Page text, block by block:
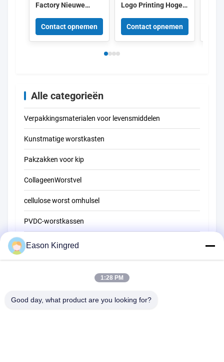
Factory Nieuwe
behuizing Plastic
Food Grade OEM
Contact opnemen
Logo Printing Hoge
Plastic
Worstomhulselfilm
China
Contact opnemen
Alle categorieën
Verpakkingsmaterialen voor levensmiddelen
Kunstmatige worstkasten
Pakzakken voor kip
CollageenWorstvel
cellulose worst omhulsel
PVDC-worstkassen
natuurlijk worstvel
Zakken voor voedselverpakkingen
Vacuüm voedselzakken
Verpakkingsfilm voor levensmiddelen
Eason Kingred
1:28 PM
Good day, what product are you looking for?